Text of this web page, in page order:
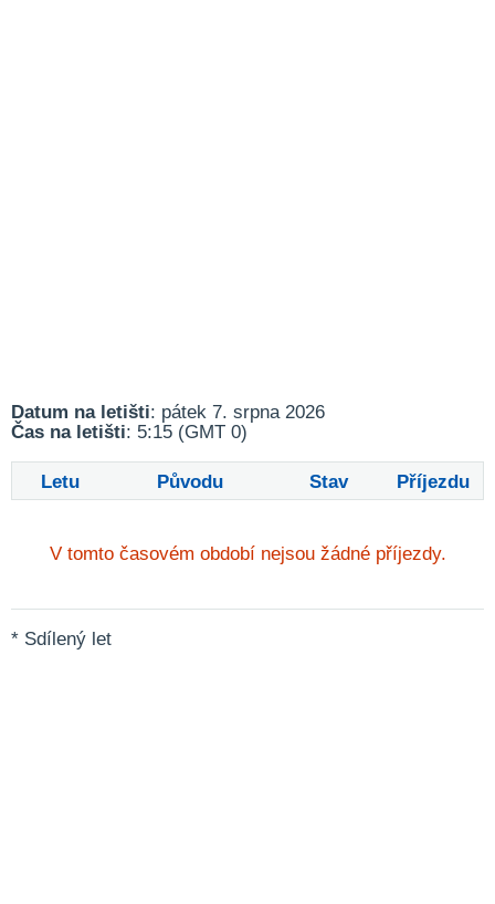
Datum na letišti: pátek 7. srpna 2026
Čas na letišti: 5:15 (GMT 0)
Letu Původu Stav Příjezdu
V tomto časovém období nejsou žádné příjezdy.
* Sdílený let